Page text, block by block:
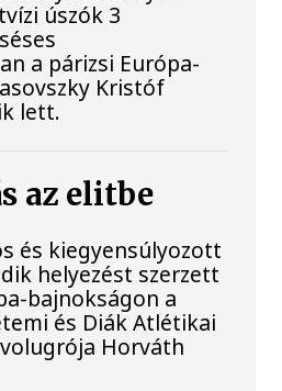
úszók 3
a párizsi Európa-
Kristóf
lett.
az elitbe
és kiegyensúlyozott
helyezést szerzett
bajnokságon a
és Diák Atlétikai
Horváth